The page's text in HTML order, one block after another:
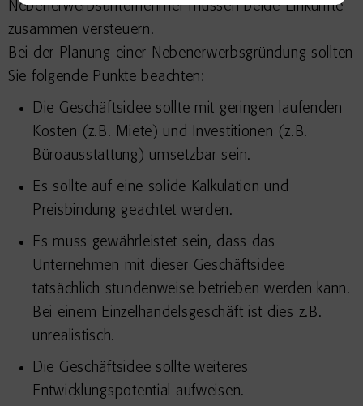
Nebenerwerbsunternehmer müssen beide Einkünfte
zusammen versteuern.
Bei der Planung einer Nebenerwerbsgründung sollten
Sie folgende Punkte beachten:
Die Geschäftsidee sollte mit geringen laufenden
Kosten (z.B. Miete) und Investitionen (z.B.
Büroausstattung) umsetzbar sein.
Es sollte auf eine solide Kalkulation und
Preisbindung geachtet werden.
Es muss gewährleistet sein, dass das
Unternehmen mit dieser Geschäftsidee
tatsächlich stundenweise betrieben werden kann.
Bei einem Einzelhandelsgeschäft ist dies z.B.
unrealistisch.
Die Geschäftsidee sollte weiteres
Entwicklungspotential aufweisen.